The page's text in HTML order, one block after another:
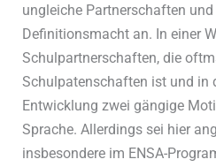
ungleiche Partnerschaften
Definitionsmacht an. In einer
Schulpartnerschaften, die
Schulpatenschaften ist und in
Entwicklung zwei gängige
Sprache. Allerdings sei hier
insbesondere im ENSA-